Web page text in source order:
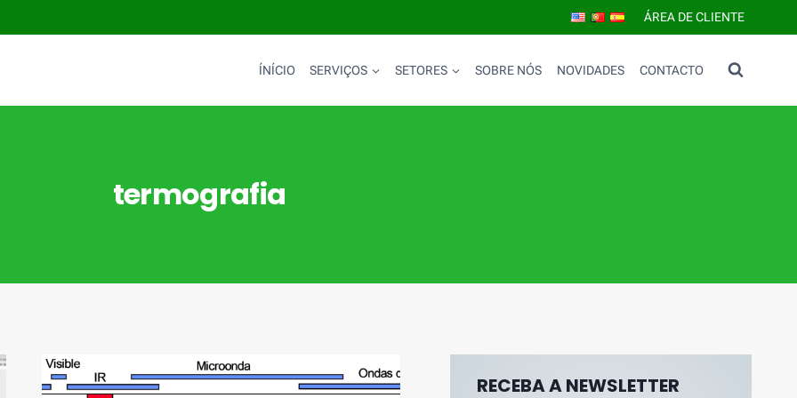
ÁREA DE CLIENTE
ÍNÍCIO SERVIÇOS SETORES SOBRE NÓS NOVIDADES CONTACTO
termografia
RECEBA A NEWSLETTER